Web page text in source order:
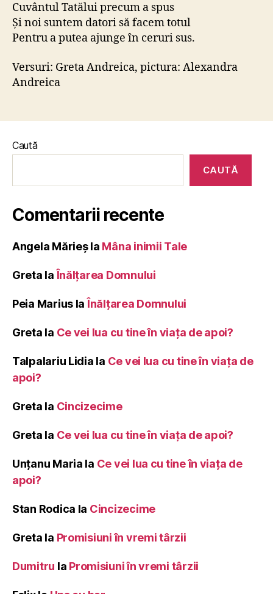
Cuvântul Tatălui precum a spus
Și noi suntem datori să facem totul
Pentru a putea ajunge în ceruri sus.
Versuri: Greta Andreica, pictura: Alexandra
Andreica
Caută
CAUTĂ
Comentarii recente
Angela Mărieșla Mâna inimii Tale
Greta laÎnălţarea Domnului
Peia Marius laÎnălţarea Domnului
Greta la Ce vei lua cu tine în viața de apoi?
Talpalariu Lidia la Ce vei lua cu tine în viața de
apoi?
Greta la Cincizecime
Greta la Ce vei lua cu tine în viața de apoi?
Unțanu Maria la Ce vei lua cu tine în viața de
apoi?
Stan Rodica la Cincizecime
Greta la Promisiuni în vremi târzii
Dumitru la Promisiuni în vremi târzii